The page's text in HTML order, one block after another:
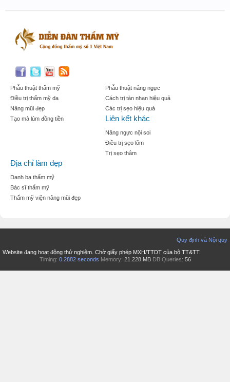
Phẫu thuật thẩm mỹ
Điều trị thẩm mỹ da
Nâng mũi đẹp
Tạo mà lúm đồng tiền
Phẫu thuật nâng ngực
Cách trị tàn nhan hiệu quả
Các trị sẹo hiệu quả
Liên kết khác
Nâng ngực nội soi
Điều trị sẹo lõm
Trị sẹo thâm
Địa chỉ làm đẹp
Danh bạ thẩm mỹ
Bác sĩ thẩm mỹ
Thẩm mỹ viện nâng mũi đẹp
Quy định và Nội quy
Website đang hoạt động thử nghiệm. Chờ giấy phép MXH/TTDT của bộ TT&TT.
Timing: 0.2882 seconds Memory: 21.228 MB DB Queries: 56